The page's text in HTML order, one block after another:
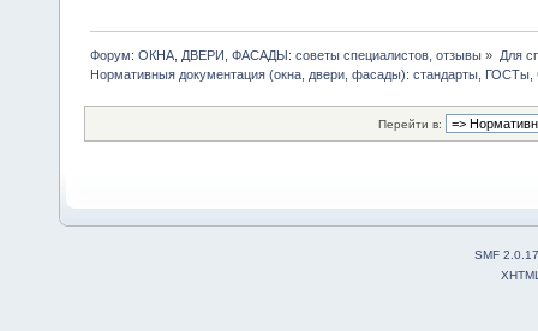
Форум: ОКНА, ДВЕРИ, ФАСАДЫ: советы специалистов, отзывы » Для
Нормативныя документация (окна, двери, фасады): стандарты,
Перейти в:
SMF 2.0.17